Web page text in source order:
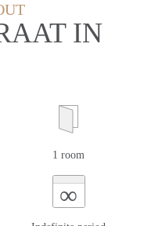
IN
1 room
∞